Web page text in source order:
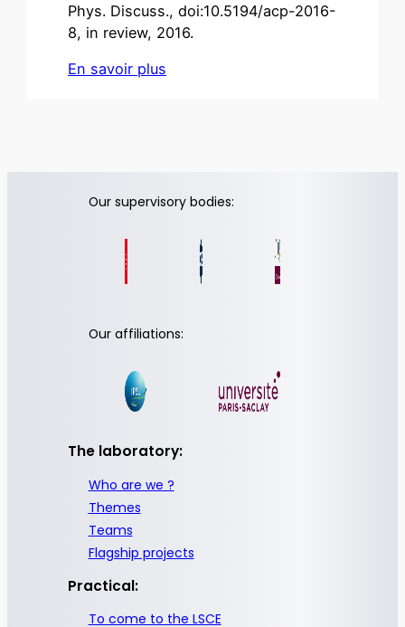
Phys. Discuss., doi:10.5194/acp-2016-
8, in review, 2016.
En savoir plus
Our supervisory bodies:
Our affiliations:
The laboratory:
Who are we ?
Themes
Teams
Flagship projects
Practical:
To come to the LSCE